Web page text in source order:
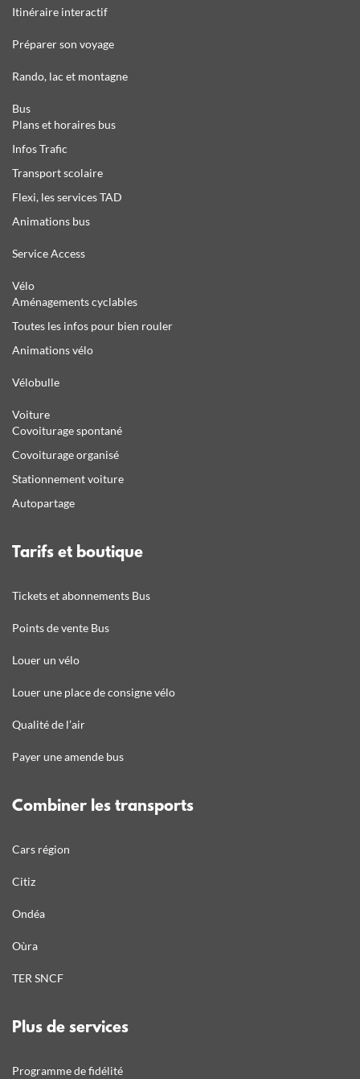
Itinéraire interactif
Préparer son voyage
Rando, lac et montagne
Bus
Plans et horaires bus
Infos Trafic
Transport scolaire
Flexi, les services TAD
Animations bus
Service Access
Vélo
Aménagements cyclables
Toutes les infos pour bien rouler
Animations vélo
Vélobulle
Voiture
Covoiturage spontané
Covoiturage organisé
Stationnement voiture
Autopartage
Tarifs et boutique
Tickets et abonnements Bus
Points de vente Bus
Louer un vélo
Louer une place de consigne vélo
Qualité de l’air
Payer une amende bus
Combiner les transports
Cars région
Citiz
Ondéa
Oùra
TER SNCF
Plus de services
Programme de fidélité